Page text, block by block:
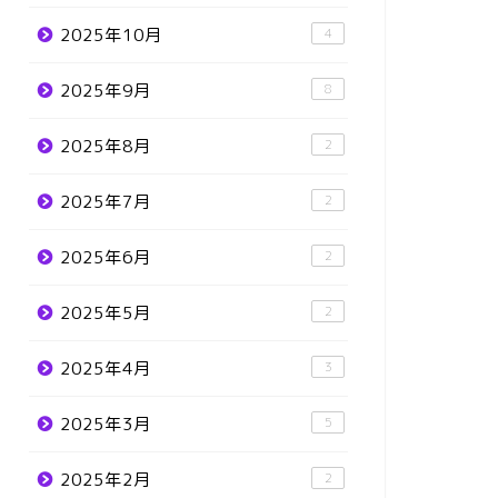
2025年10月 4
2025年9月 8
2025年8月 2
2025年7月 2
2025年6月 2
2025年5月 2
2025年4月 3
2025年3月 5
2025年2月 2